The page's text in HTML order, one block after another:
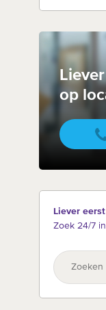
op
Liever
Zoek 24/7